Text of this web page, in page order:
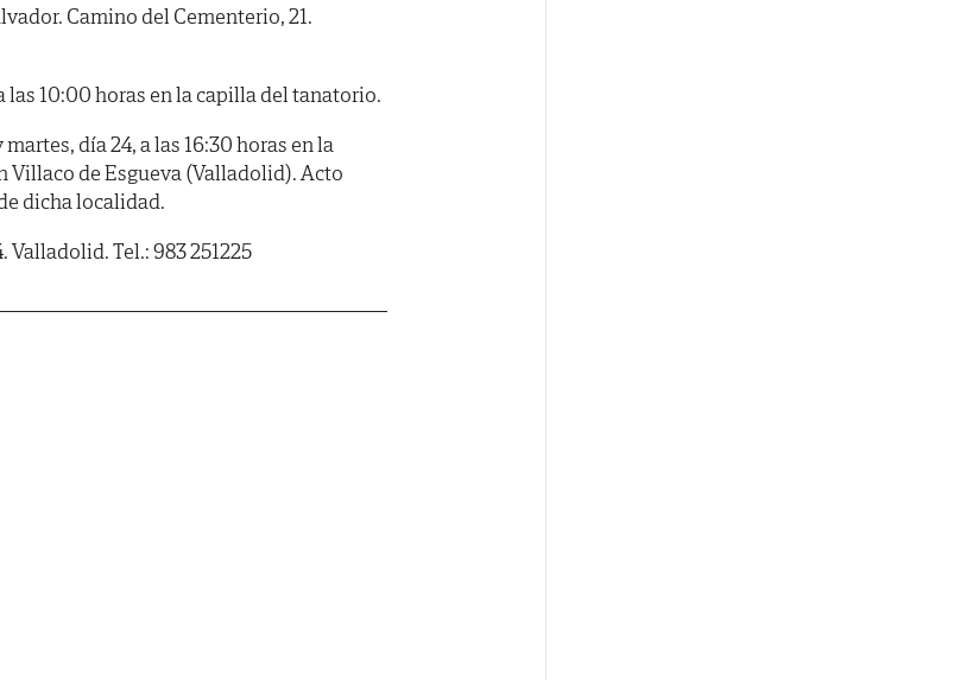
Camino del Cementerio, 21.
las 10:00 horas en la capilla del tanatorio.
martes, día 24, a las 16:30 horas en la
Villaco de Esgueva (Valladolid). Acto
dicha localidad.
Tel.: 983 251225